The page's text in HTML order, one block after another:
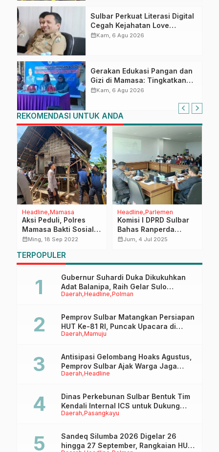
Sulbar Perkuat Literasi Digital
Cegah Kejahatan Love
Scamming
calendar_monthKam, 6 Agu 2026
Gerakan Edukasi Pangan dan
Gizi di Mamasa: Tingkatkan
Pengetahuan dan
calendar_monthKam, 6 Agu 2026
REKOMENDASI UNTUK ANDA
Headline Mamasa
Aksi Peduli, Polres
Mamasa Bakti Sosial
Bedah Rumah Warga
calendar_monthMing, 18 Sep 2022
Headline Parlemen
Komisi I DPRD Sulbar
Bahas Ranperda
Pertanggungjawaban
calendar_monthJum, 4 Jul 2025
TERPOPULER
Daerah Headline Polman
Gubernur Suhardi Duka Dikukuhkan
Adat Balanipa, Raih Gelar Sulo
Tappidena
Daerah Mamuju
Pemprov Sulbar Matangkan Persiapan
HUT Ke-81 RI, Puncak Upacara di
Lapangan Ahmad Kirang
Daerah Headline
Antisipasi Gelombang Hoaks Agustus,
Pemprov Sulbar Ajak Warga Jaga
Ruang Digital
Daerah Pasangkayu
Dinas Perkebunan Sulbar Bentuk Tim
Kendali Internal ICS untuk Dukung
Sertifikasi ISPO Pekebun di
Sandeq Silumba 2026 Digelar 26
hingga 27 September, Rangkaian HUT